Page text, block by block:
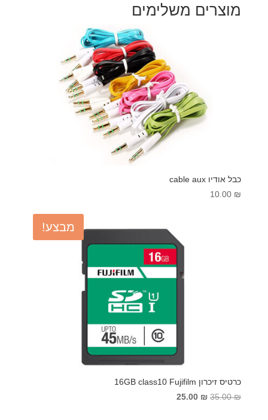
מוצרים משלימים
כבל אודיו cable aux
10.00 ₪
מבצע!
כרטיס זיכרון 16GB class10 Fujifilm
35.00₪
המחיר
25.00 ₪
המחיר